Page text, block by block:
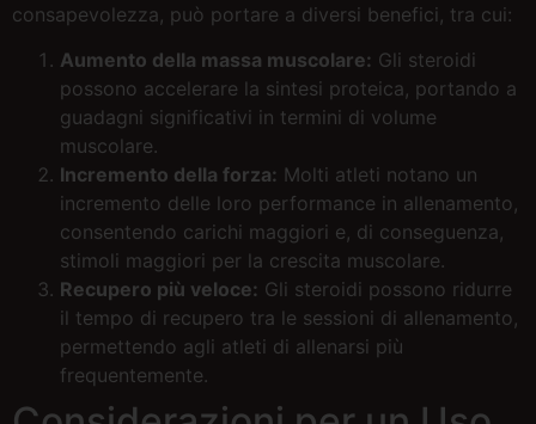
consapevolezza, può portare a diversi benefici, tra cui:
Aumento della massa muscolare: Gli steroidi
possono accelerare la sintesi proteica, portando a
guadagni significativi in termini di volume
muscolare.
Incremento della forza: Molti atleti notano un
incremento delle loro performance in allenamento,
consentendo carichi maggiori e, di conseguenza,
stimoli maggiori per la crescita muscolare.
Recupero più veloce: Gli steroidi possono ridurre
il tempo di recupero tra le sessioni di allenamento,
permettendo agli atleti di allenarsi più
frequentemente.